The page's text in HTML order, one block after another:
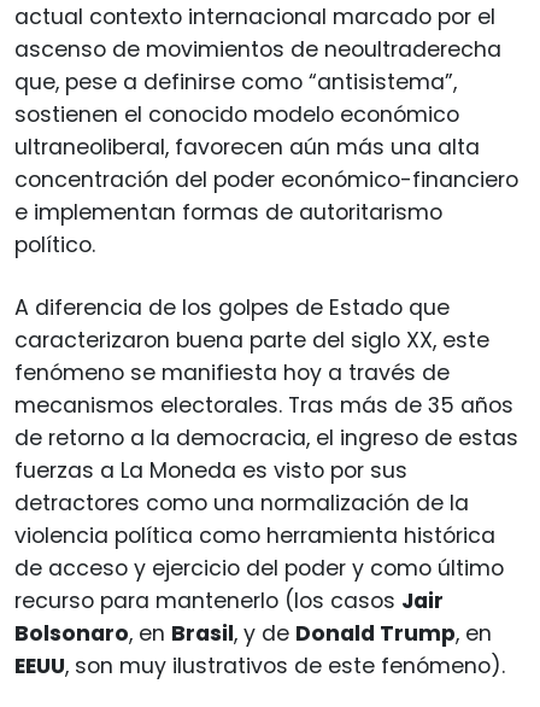
actual contexto internacional marcado por el
ascenso de movimientos de neoultraderecha
que, pese a definirse como “antisistema”,
sostienen el conocido modelo económico
ultraneoliberal, favorecen aún más una alta
concentración del poder económico-financiero
e implementan formas de autoritarismo
político.
A diferencia de los golpes de Estado que
caracterizaron buena parte del siglo XX, este
fenómeno se manifiesta hoy a través de
mecanismos electorales. Tras más de 35 años
de retorno a la democracia, el ingreso de estas
fuerzas a La Moneda es visto por sus
detractores como una normalización de la
violencia política como herramienta histórica
de acceso y ejercicio del poder y como último
recurso para mantenerlo (los casos Jair
Bolsonaro, en Brasil, y de Donald Trump, en
EEUU, son muy ilustrativos de este fenómeno).